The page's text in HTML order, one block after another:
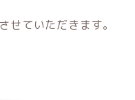
せていただきます。